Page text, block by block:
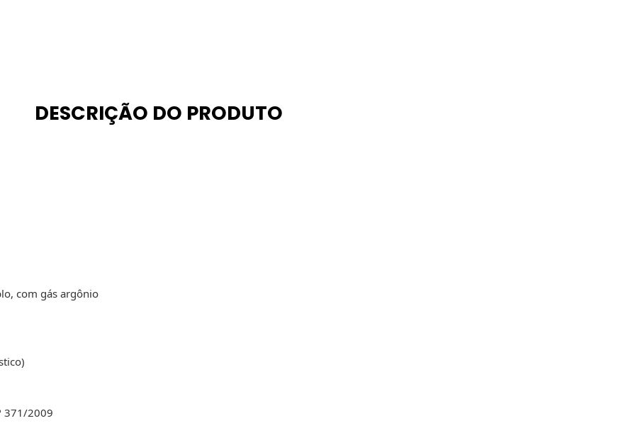
DESCRIÇÃO DO PRODUTO
com gás argônio
371/2009